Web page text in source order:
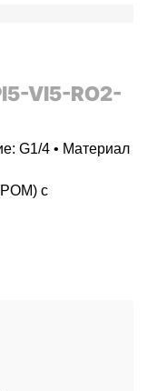
VI5-RO2-
G1/4 • Материал
с